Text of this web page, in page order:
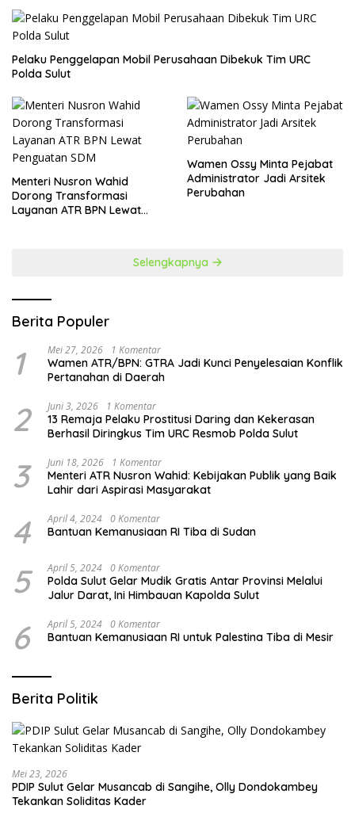
​Pelaku Penggelapan Mobil Perusahaan Dibekuk Tim URC
Polda Sulut
​Menteri Nusron Wahid
Dorong Transformasi
Layanan ATR BPN Lewat
Wamen Ossy Minta Pejabat
Administrator Jadi Arsitek
Perubahan
Selengkapnya
Berita Populer
1 Mei 27, 2026 1 Komentar
Wamen ATR/BPN: GTRA Jadi Kunci Penyelesaian Konflik
Pertanahan di Daerah
2 Juni 3, 2026 1 Komentar
13 Remaja Pelaku Prostitusi Daring dan Kekerasan
Berhasil Diringkus Tim URC Resmob Polda Sulut
3 Juni 18, 2026 1 Komentar
Menteri ATR Nusron Wahid: Kebijakan Publik yang Baik
Lahir dari Aspirasi Masyarakat
4 April 4, 2024 0 Komentar
Bantuan Kemanusiaan RI Tiba di Sudan
5 April 5, 2024 0 Komentar
Polda Sulut Gelar Mudik Gratis Antar Provinsi Melalui
Jalur Darat, Ini Himbauan Kapolda Sulut
6 April 5, 2024 0 Komentar
Bantuan Kemanusiaan RI untuk Palestina Tiba di Mesir
Berita Politik
Mei 23, 2026
PDIP Sulut Gelar Musancab di Sangihe, Olly Dondokambey
Tekankan Soliditas Kader